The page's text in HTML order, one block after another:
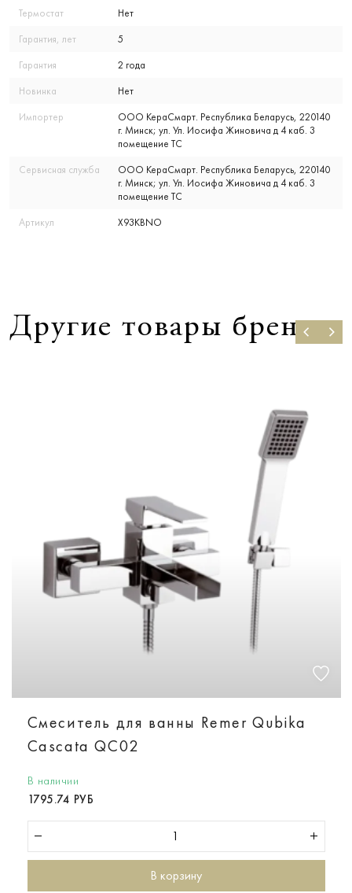
Термостат Нет
Гарантия, лет 5
Гарантия 2 года
Новинка Нет
Импортер
ООО КераСмарт. Республика Беларусь, 220140
г. Минск; ул. Ул. Иосифа Жиновича д 4 каб. 3
помещение ТС
Сервисная служба
ООО КераСмарт. Республика Беларусь, 220140
г. Минск; ул. Ул. Иосифа Жиновича д 4 каб. 3
помещение ТС
Артикул X93KBNO
Другие товары бренда
Смеситель для ванны Remer Qubika
Cascata QC02
В наличии
1795.74 РУБ
В корзину